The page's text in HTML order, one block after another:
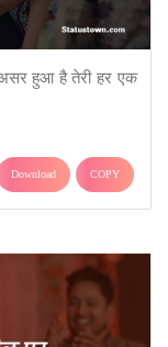
हुआ है तेरी हर एक
Download COPY